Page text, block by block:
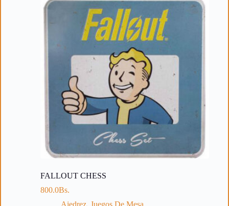
FALLOUT CHESS
800.0Bs.
Ajedrez, Juegos De Mesa